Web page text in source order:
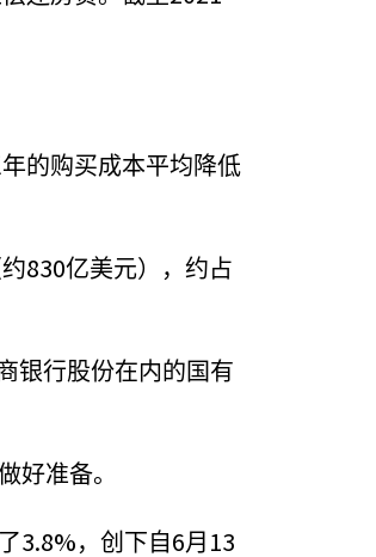
的购买成本平均降低
830亿美元），约占
银行股份在内的国有
好准备。
3.8%，创下自 6月 13